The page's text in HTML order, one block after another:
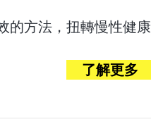
的方法，扭轉慢性健康
了解更多